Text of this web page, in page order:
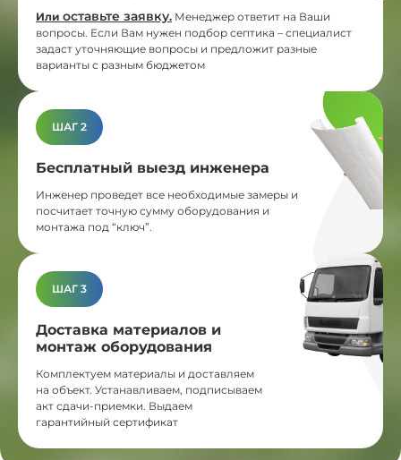
Или оставьте заявку. Менеджер ответит на Ваши
вопросы. Если Вам нужен подбор септика – специалист
задаст уточняющие вопросы и предложит разные
варианты с разным бюджетом
ШАГ 2
Бесплатный выезд инженера
Инженер проведет все необходимые замеры и
посчитает точную сумму оборудования и
монтажа под “ключ”.
ШАГ 3
Доставка материалов и
монтаж оборудования
Комплектуем материалы и доставляем
на объект. Устанавливаем, подписываем
акт сдачи-приемки. Выдаем
гарантийный сертификат